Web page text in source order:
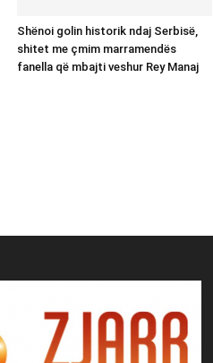
Shënoi golin historik ndaj Serbisë,
shitet me çmim marramendës
fanella që mbajti veshur Rey Manaj